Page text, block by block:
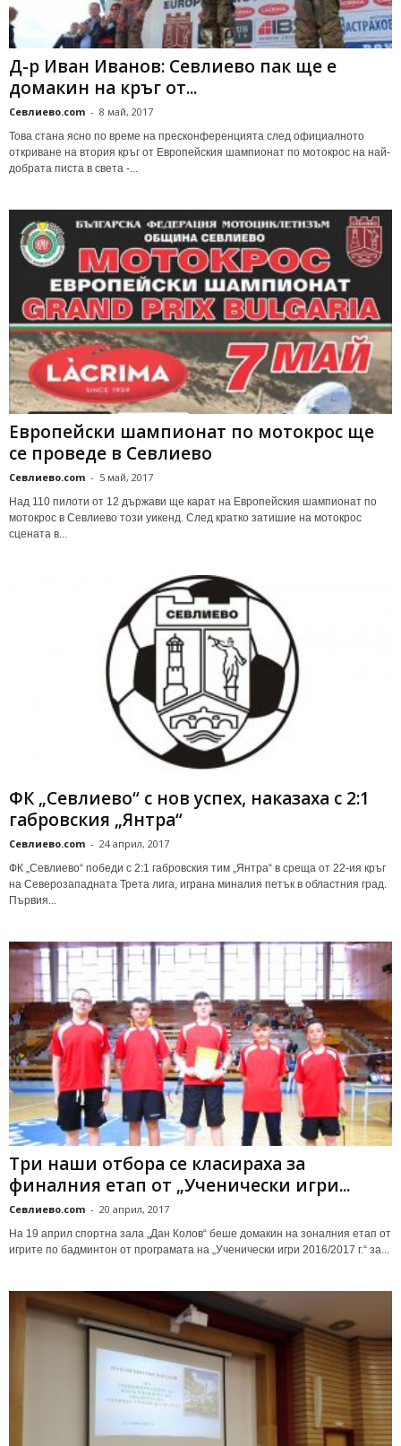
Д-р Иван Иванов: Севлиево пак ще е
домакин на кръг от...
Севлиево.com - 8 май, 2017
Това стана ясно по време на пресконференцията след официалното
откриване на втория кръг от Европейския шампионат по мотокрос на най-
добрата писта в света -...
Европейски шампионат по мотокрос ще
се проведе в Севлиево
Севлиево.com - 5 май, 2017
Над 110 пилоти от 12 държави ще карат на Европейския шампионат по
мотокрос в Севлиево този уикенд. След кратко затишие на мотокрос
сцената в...
ФК „Севлиево“ с нов успех, наказаха с 2:1
габровския „Янтра“
Севлиево.com - 24 април, 2017
ФК „Севлиево“ победи с 2:1 габровския тим „Янтра“ в среща от 22-ия кръг
на Северозападната Трета лига, играна миналия петък в областния град.
Първия...
Три наши отбора се класираха за
финалния етап от „Ученически игри...
Севлиево.com - 20 април, 2017
На 19 април спортна зала „Дан Колов“ беше домакин на зоналния етап от
игрите по бадминтон от програмата на „Ученически игри 2016/2017 г.“ за...